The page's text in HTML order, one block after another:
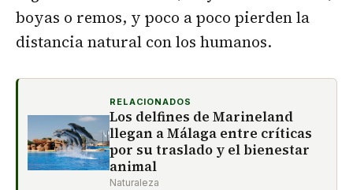
boyas o remos, y poco a poco pierden la
distancia natural con los humanos.
RELACIONADOS
Los delfines de Marineland
llegan a Málaga entre críticas
por su traslado y el bienestar
animal
Naturaleza